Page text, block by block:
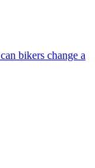
bikers change a